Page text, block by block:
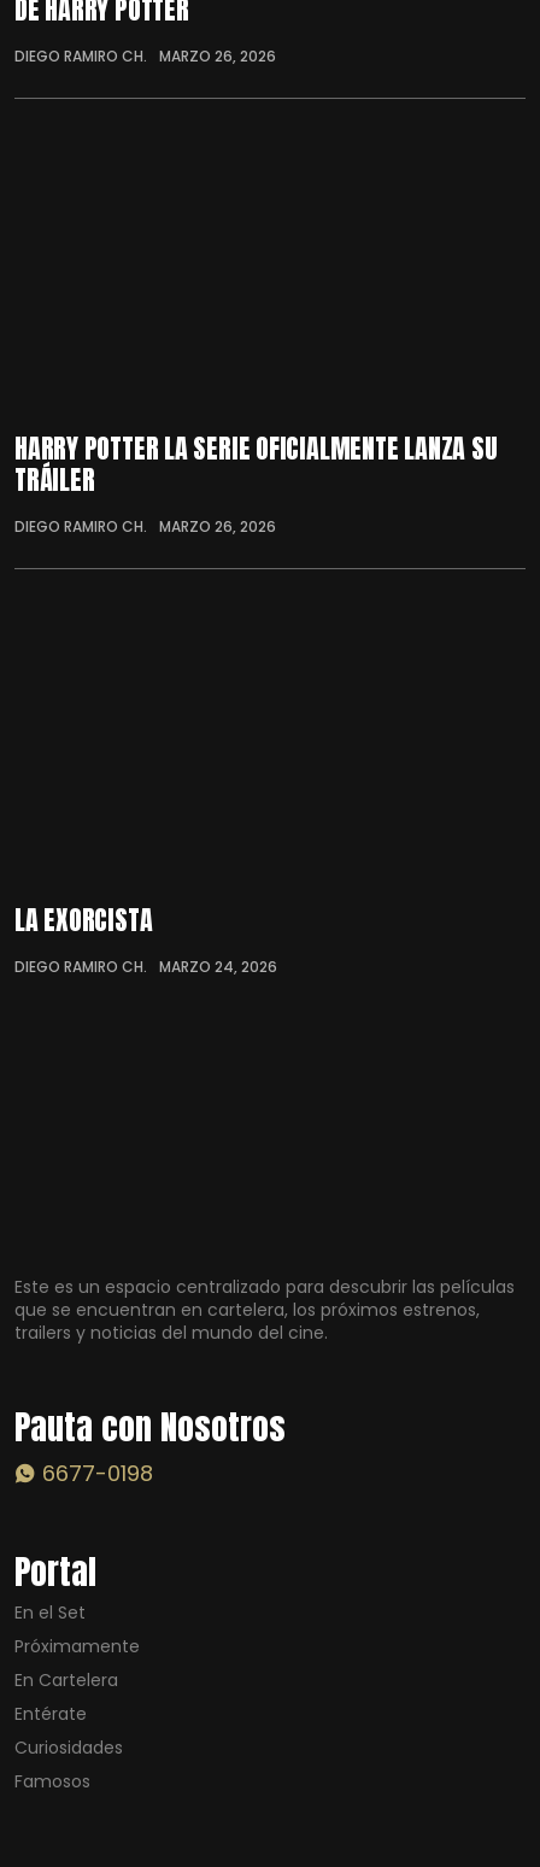
DE HARRY POTTER
DIEGO RAMIRO CH. MARZO 26, 2026
HARRY POTTER LA SERIE OFICIALMENTE LANZA SU
TRÁILER
DIEGO RAMIRO CH. MARZO 26, 2026
LA EXORCISTA
DIEGO RAMIRO CH. MARZO 24, 2026
Este es un espacio centralizado para descubrir las películas
que se encuentran en cartelera, los próximos estrenos,
trailers y noticias del mundo del cine.
Pauta con Nosotros
6677-0198
Portal
En el Set
Próximamente
En Cartelera
Entérate
Curiosidades
Famosos